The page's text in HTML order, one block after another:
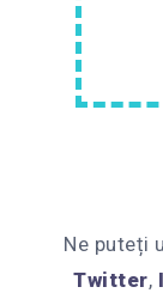
Ne puteți
Twitter,